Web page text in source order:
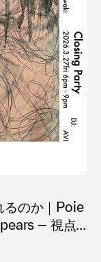
るのか｜Poie
― 視点